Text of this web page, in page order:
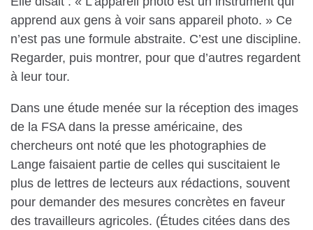
apprend aux gens à voir sans appareil photo. » Ce
n’est pas une formule abstraite. C’est une discipline.
Regarder, puis montrer, pour que d’autres regardent
à leur tour.
Dans une étude menée sur la réception des images
de la FSA dans la presse américaine, des
chercheurs ont noté que les photographies de
Lange faisaient partie de celles qui suscitaient le
plus de lettres de lecteurs aux rédactions, souvent
pour demander des mesures concrètes en faveur
des travailleurs agricoles. (Études citées dans des